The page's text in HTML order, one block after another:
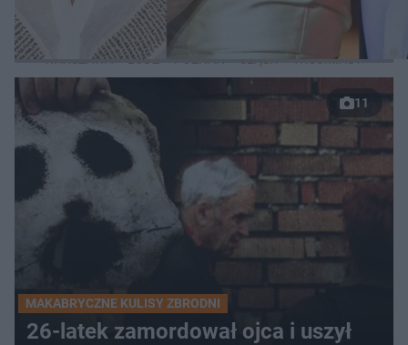
LOKALNE
WARSZAWA ŁÓDŹ TRÓJMIASTO
11
MAKABRYCZNE KULISY ZBRODNI
26-latek zamordował ojca i uszył